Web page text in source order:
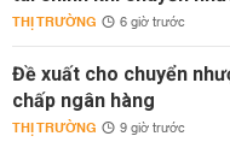
THỊ TRƯỜNG 6 giờ trước
Đề xuất cho chuyển
chấp ngân hàng
THỊ TRƯỜNG 9 giờ trước